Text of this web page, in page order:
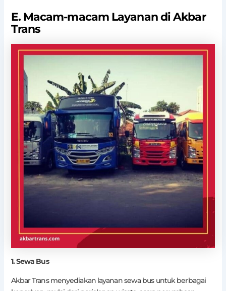
E. Macam-macam Layanan di Akbar
Trans
1. Sewa Bus
Akbar Trans menyediakan layanan sewa bus untuk berbagai